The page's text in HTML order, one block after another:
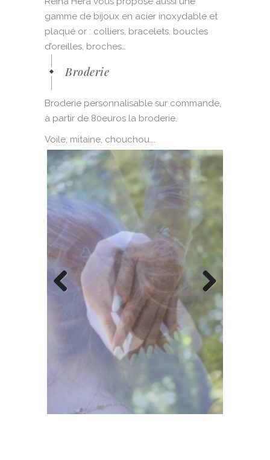
Reina Héra vous propose aussi une
gamme de bijoux en acier inoxydable et
plaqué or : colliers, bracelets, boucles
d’oreilles, broches…
Broderie
Broderie personnalisable sur commande,
à partir de 80euros la broderie.
Voile, mitaine, chouchou….
Previous Next